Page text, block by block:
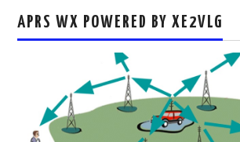
APRS WX POWERED BY XE2VLG